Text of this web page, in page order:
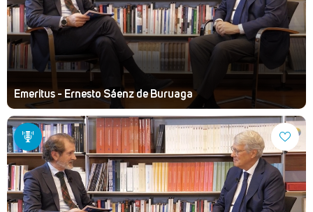
Emeritus - Ernesto Sáenz de Buruaga